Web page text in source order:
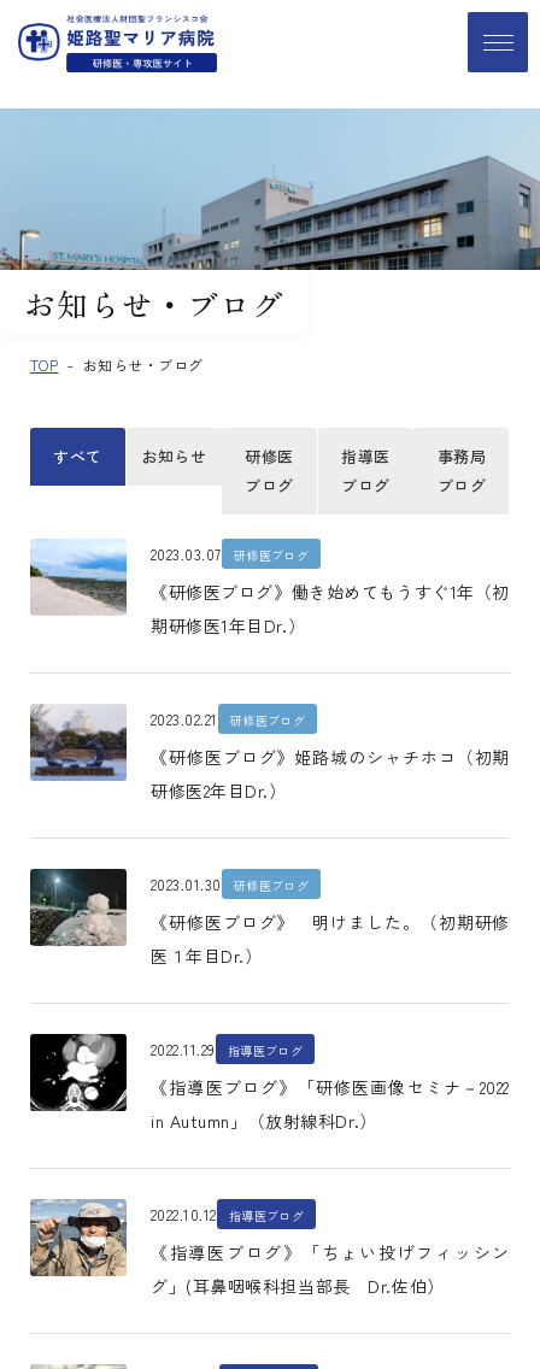
お知らせ・ブログ
TOP お知らせ・ブログ
すべて お知らせ
研修医
ブログ
指導医
ブログ
事務局
ブログ
2023.03.07 研修医ブログ
《研修医ブログ》働き始めてもうすぐ1年（初
期研修医1年目Dr.）
2023.02.21 研修医ブログ
《研修医ブログ》姫路城のシャチホコ（初期
研修医2年目Dr.）
2023.01.30 研修医ブログ
《研修医ブログ》 明けました。（初期研修
医１年目Dr.）
2022.11.29 指導医ブログ
《指導医ブログ》「研修医画像セミナ－2022
in Autumn」（放射線科Dr.）
2022.10.12 指導医ブログ
《指導医ブログ》「ちょい投げフィッシン
グ」(耳鼻咽喉科担当部長 Dr.佐伯）